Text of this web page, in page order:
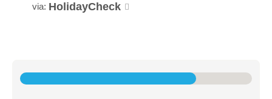
via: HolidayCheck